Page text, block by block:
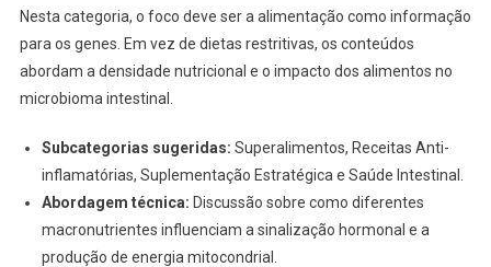
Nesta categoria, o foco deve ser a alimentação como informação
para os genes. Em vez de dietas restritivas, os conteúdos
abordam a densidade nutricional e o impacto dos alimentos no
microbioma intestinal.
Subcategorias sugeridas: Superalimentos, Receitas Anti-
inflamatórias, Suplementação Estratégica e Saúde Intestinal.
Abordagem técnica: Discussão sobre como diferentes
macronutrientes influenciam a sinalização hormonal e a
produção de energia mitocondrial.